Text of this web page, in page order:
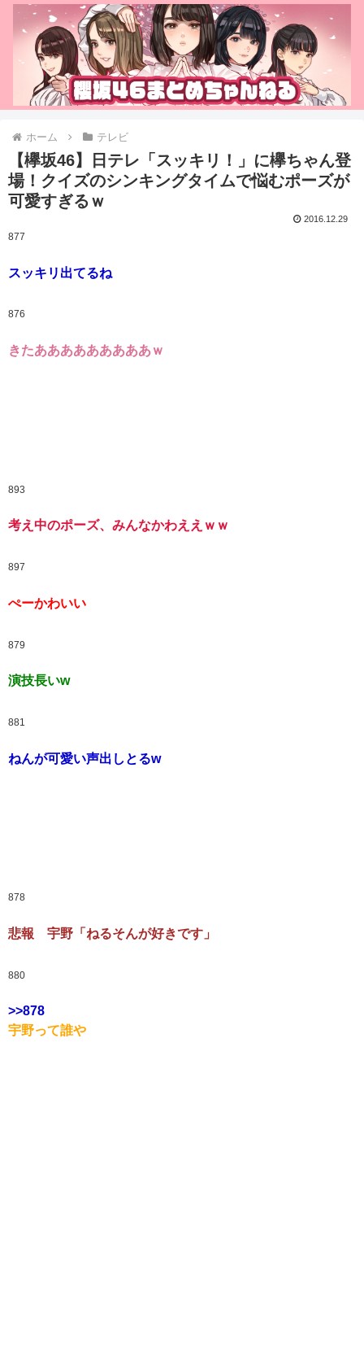
ホーム テレビ
【欅坂46】日テレ「スッキリ！」に欅ちゃん登
場！クイズのシンキングタイムで悩むポーズが
可愛すぎるｗ
2016.12.29
877
スッキリ出てるね
876
きたあああああああああｗ
893
考え中のポーズ、みんなかわええｗｗ
897
ぺーかわいい
879
演技長いw
881
ねんが可愛い声出しとるw
878
悲報 宇野「ねるそんが好きです」
880
>>878
宇野って誰や